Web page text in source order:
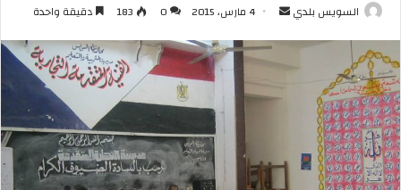
السويس بلدي
أرسل
إلكترونيا
4 مارس، 2015 0
183 دقيقة واحدة